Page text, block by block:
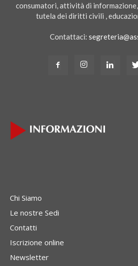
consumatori, attività di
tutela dei diritti civili ,
Contattaci:
Chi Siamo
Le nostre Sedi
Contatti
Iscrizione online
Newsletter